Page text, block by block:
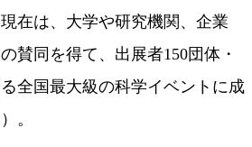
在は、大学や研究機関、企業
賛同を得て、出展者150団体・
全国最大級の科学イベントに成
。